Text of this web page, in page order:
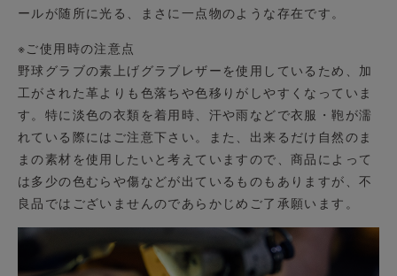
ールが随所に光る、まさに一点物のような存在です。
※ご使用時の注意点
野球グラブの素上げグラブレザーを使用しているため、加
工がされた革よりも色落ちや色移りがしやすくなっていま
す。特に淡色の衣類を着用時、汗や雨などで衣服・鞄が濡
れている際にはご注意下さい。また、出来るだけ自然のま
まの素材を使用したいと考えていますので、商品によって
は多少の色むらや傷などが出ているものもありますが、不
良品ではございませんのであらかじめご了承願います。